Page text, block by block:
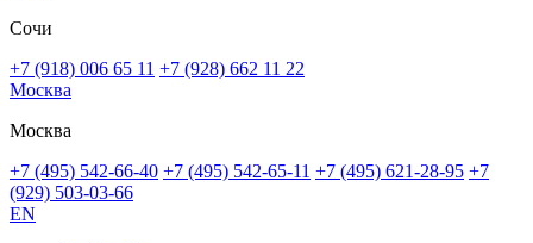
Сочи
+7 (918) 006 65 11 +7 (928) 662 11 22
Москва
Москва
+7 (495) 542-66-40 +7 (495) 542-65-11 +7 (495) 621-28-95 +7
(929) 503-03-66
EN